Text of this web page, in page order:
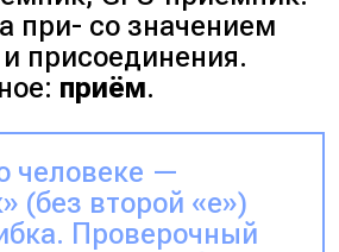
при- со значением
присоединения.
приём.
человеке —
(без второй «е»)
Проверочный